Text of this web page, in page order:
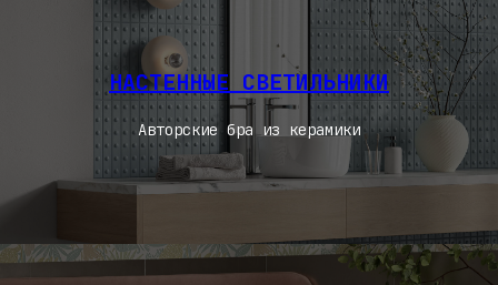
НАСТЕННЫЕ СВЕТИЛЬНИКИ
Авторские бра из керамики